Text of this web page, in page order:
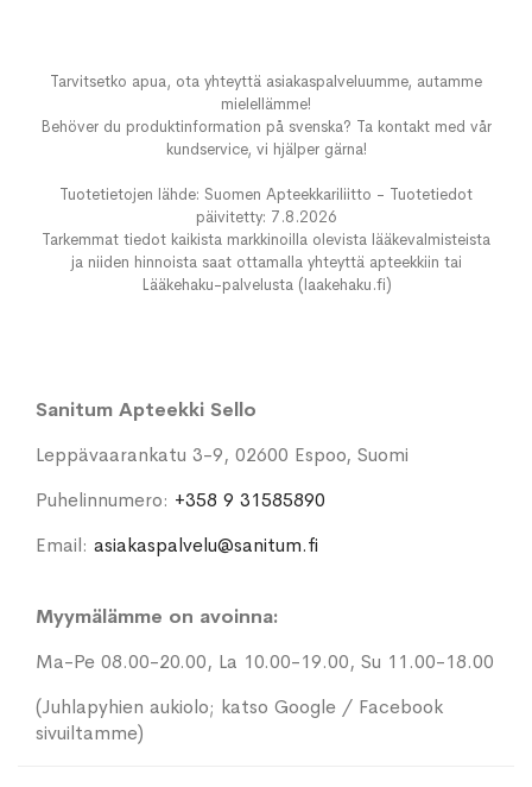
Tarvitsetko apua, ota yhteyttä asiakaspalveluumme, autamme
mielellämme!
Behöver du produktinformation på svenska? Ta kontakt med vår
kundservice, vi hjälper gärna!
Tuotetietojen lähde: Suomen Apteekkariliitto - Tuotetiedot
päivitetty: 7.8.2026
Tarkemmat tiedot kaikista markkinoilla olevista lääkevalmisteista
ja niiden hinnoista saat ottamalla yhteyttä apteekkiin tai
Lääkehaku-palvelusta (laakehaku.fi)
Sanitum Apteekki Sello
Leppävaarankatu 3-9, 02600 Espoo, Suomi
Puhelinnumero: +358 9 31585890
Email: asiakaspalvelu@sanitum.fi
Myymälämme on avoinna:
Ma-Pe 08.00-20.00, La 10.00-19.00, Su 11.00-18.00
(Juhlapyhien aukiolo; katso Google / Facebook
sivuiltamme)